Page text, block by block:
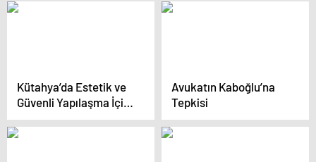
Geldi
Kütahya’da Estetik ve
Güvenli Yapılaşma İçin
Toplantı Yapıldı
Avukatın Kaboğlu’na
Tepkisi